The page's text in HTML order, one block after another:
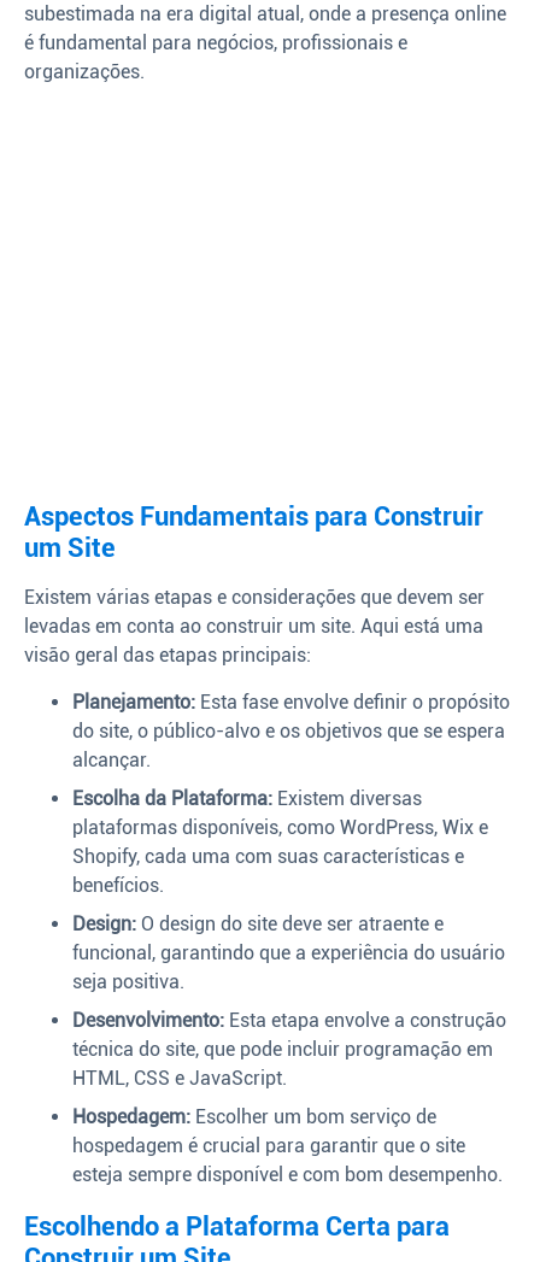
subestimada na era digital atual, onde a presença online
é fundamental para negócios, profissionais e
organizações.
Aspectos Fundamentais para Construir
um Site
Existem várias etapas e considerações que devem ser
levadas em conta ao construir um site. Aqui está uma
visão geral das etapas principais:
Planejamento: Esta fase envolve definir o propósito
do site, o público-alvo e os objetivos que se espera
alcançar.
Escolha da Plataforma: Existem diversas
plataformas disponíveis, como WordPress, Wix e
Shopify, cada uma com suas características e
benefícios.
Design: O design do site deve ser atraente e
funcional, garantindo que a experiência do usuário
seja positiva.
Desenvolvimento: Esta etapa envolve a construção
técnica do site, que pode incluir programação em
HTML, CSS e JavaScript.
Hospedagem: Escolher um bom serviço de
hospedagem é crucial para garantir que o site
esteja sempre disponível e com bom desempenho.
Escolhendo a Plataforma Certa para